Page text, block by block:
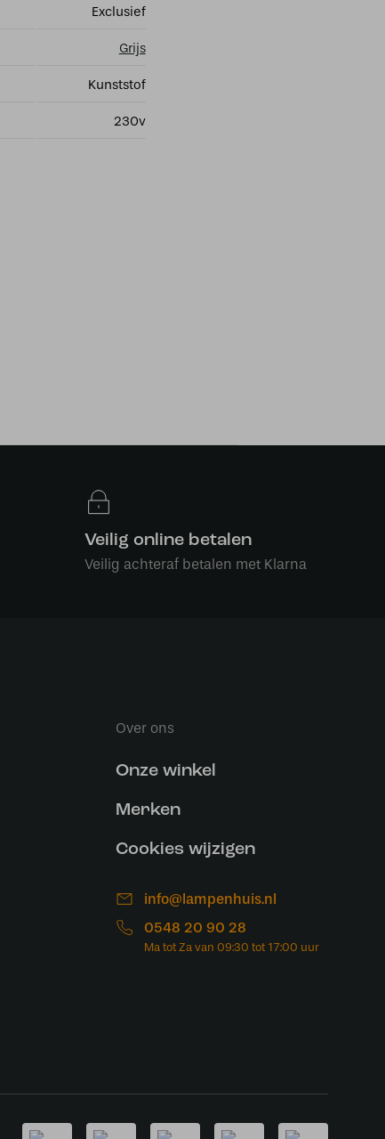
Exclusief
Grijs
Kunststof
230v
Veilig online betalen
Veilig achteraf betalen met Klarna
Over ons
Onze winkel
Merken
Cookies wijzigen
info@lampenhuis.nl
0548 20 90 28